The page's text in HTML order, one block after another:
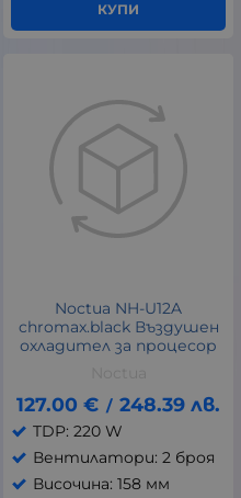
КУПИ
Noctua NH-U12A
chromax.black Въздушен
охладител за процесор
127.00 € / 248.39 лв.
TDP: 220 W
Вентилатори: 2 броя
Височина: 158 мм